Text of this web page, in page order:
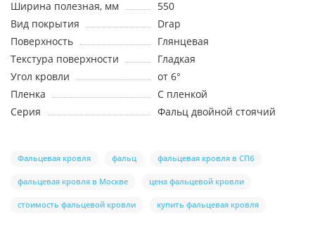
Ширина полезная, мм
550
Вид покрытия
Drap
Поверхность
Глянцевая
Текстура поверхности
Гладкая
Угол кровли
от 6°
Пленка
С пленкой
Серия
Фальц двойной стоячий
Фальцевая кровля фальц фальцевая кровля в СПб
фальцевая кровля в Москве цена фальцевой кровли
стоимость фальцевой кровли купить фальцевая кровля